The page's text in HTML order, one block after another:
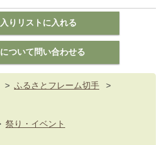
> ふるさとフレーム切手
>
祭り・イベント